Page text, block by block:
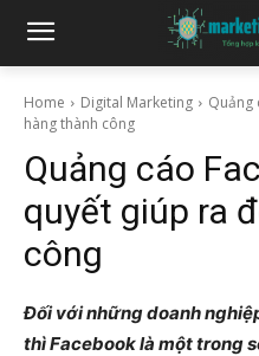
Home Digital Marketing
Quảng
hàng thành công
Quảng cáo
quyết giúp ra
công
Đối với những doanh
thì Facebook là một trong